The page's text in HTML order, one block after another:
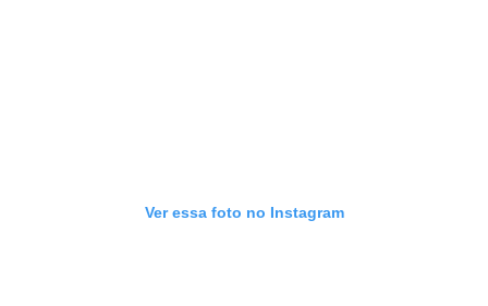
Ver essa foto no Instagram